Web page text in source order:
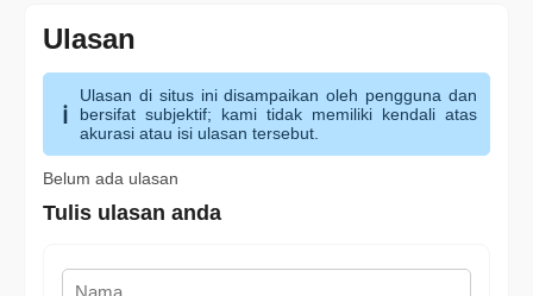
Ulasan
Ulasan di situs ini disampaikan oleh pengguna dan
bersifat subjektif; kami tidak memiliki kendali atas
akurasi atau isi ulasan tersebut.
Belum ada ulasan
Tulis ulasan anda